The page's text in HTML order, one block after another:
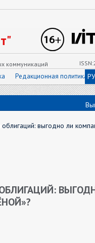
коммуникаций
Редакционная политика
выгодно ли